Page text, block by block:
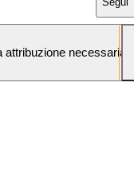
attribuzione necessaria